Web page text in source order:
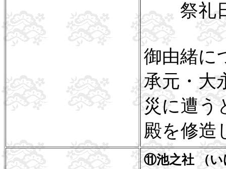
祭礼
御由緒に
承元・大
災に遭う
殿を修造
⑪池之社 （い